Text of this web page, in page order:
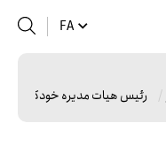
FA
رئیس هیات مدیره خودکفایی: